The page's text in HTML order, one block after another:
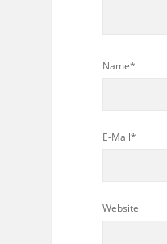
Name*
E-Mail*
Website